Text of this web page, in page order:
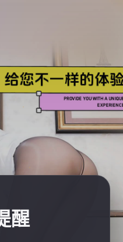
醒